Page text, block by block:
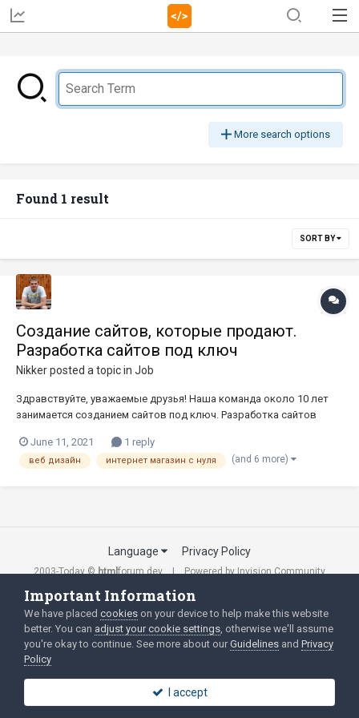
More search options
Found 1 result
SORT BY
Создание сайтов, которые продают.
Разработка сайтов под ключ
Nikkerposted a topic in Job
Здравствуйте, уважаемые друзья! Наша команда около 10 лет
занимается созданием сайтов под ключ. Разработка сайтов
оптимизированном контенте и индивидуальном подходе к
каждой тематике. Почему мы: · Разрабатываем сильный и ф...
June 11, 2021 1 reply
веб дизайн интернет магазин с нуля (and 6 more)
Language Privacy Policy
2003-Today ©htmlforum.dev Powered by Invision Community
Important Information
We have placed cookies on your device to help make this website
better. You can adjust your cookie settings, otherwise we'll assume
you're okay to continue. See more about our Guidelines and Privacy
Policy
I accept